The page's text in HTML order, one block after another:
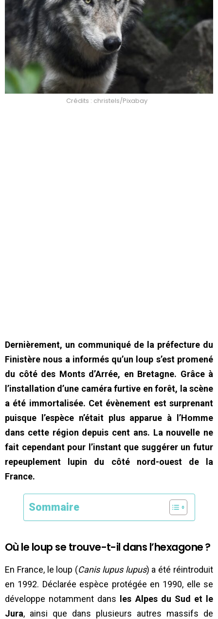
Crédits : christels/Pixabay
Dernièrement, un communiqué de la préfecture du
Finistère nous a informés qu’un loup s’est promené
du côté des Monts d’Arrée, en Bretagne. Grâce à
l’installation d’une caméra furtive en forêt, la scène
a été immortalisée. Cet évènement est surprenant
puisque l’espèce n’était plus apparue à l’Homme
dans cette région depuis cent ans. La nouvelle ne
fait cependant pour l’instant que suggérer un futur
repeuplement lupin du côté nord-ouest de la
France.
Sommaire
Où le loup se trouve-t-il dans l’hexagone ?
En France, le loup (Canis lupus lupus) a été réintroduit
en 1992. Déclarée espèce protégée en 1990, elle se
développe notamment dans les Alpes du Sud et le
Jura, ainsi que dans plusieurs autres massifs de